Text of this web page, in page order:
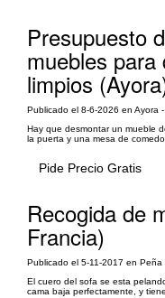
Presupuesto
muebles
limpios
Publicado el 8-6-2026 en Ayora
Hay que desmontar un mueble
la puerta y una mesa de
Pide Precio Gratis
Recogida de
Francia)
Publicado el 5-11-2017 en Peña
El cuero del sofa se esta
cama baja perfectamente, y